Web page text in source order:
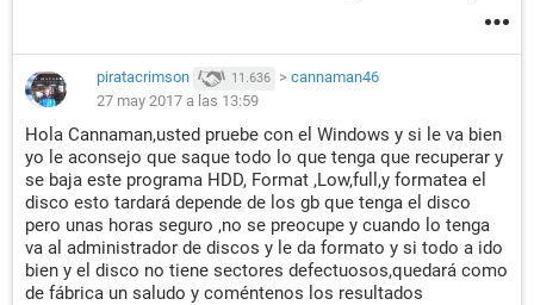
piratacrimson 11.636 > cannaman46
27 may 2017 a las 13:59
Hola Cannaman,usted pruebe con el Windows y si le va bien
yo le aconsejo que saque todo lo que tenga que recuperar y
se baja este programa HDD, Format ,Low,full,y formatea el
disco esto tardará depende de los gb que tenga el disco
pero unas horas seguro ,no se preocupe y cuando lo tenga
va al administrador de discos y le da formato y si todo a ido
bien y el disco no tiene sectores defectuosos,quedará como
de fábrica un saludo y coméntenos los resultados